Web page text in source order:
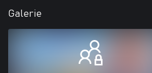
Galerie